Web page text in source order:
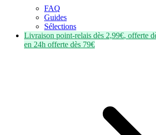
FAQ
Guides
Sélections
Livraison point-relais dès 2,99€, offerte
en 24h offerte dès 79€